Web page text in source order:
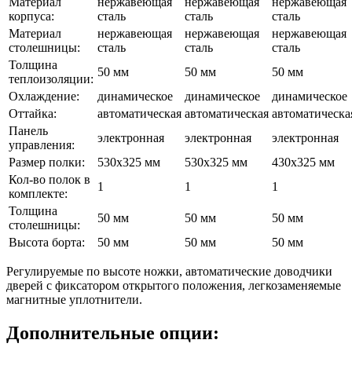
корпуса:
сталь
сталь
сталь
Материал
столешницы:
нержавеющая
сталь
нержавеющая
сталь
нержавеющая
сталь
Толщина
теплоизоляции:
50 мм 50 мм
50 мм
Охлаждение:
динамическое динамическое
динамическое
Оттайка:
автоматическая автоматическая
Панель
управления:
электронная электронная
электронная
Размер полки:
530х325 мм 530х325 мм
430х325 мм
Кол-во полок в
комплекте:
1 1
1
Толщина
столешницы:
50 мм 50 мм
50 мм
Высота борта:
50 мм 50 мм 50 мм
Регулируемые по высоте ножки, автоматические доводчики
дверей с фиксатором открытого положения, легкозаменяемые
магнитные уплотнители.
Дополнительные опции: